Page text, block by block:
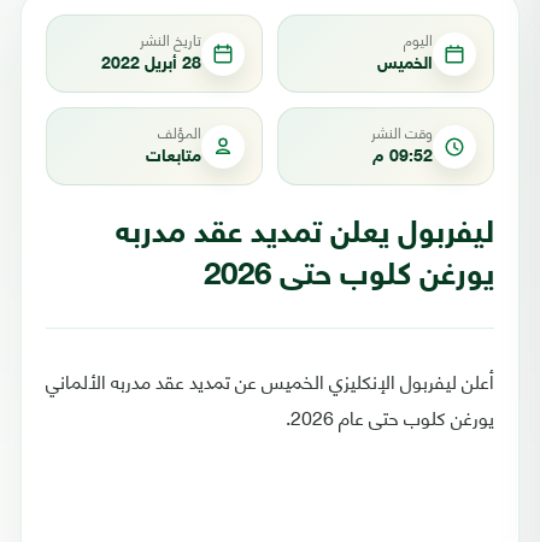
اليوم
الخميس
تاريخ النشر
28 أبريل 2022
وقت النشر
09:52 م
المؤلف
متابعات
ليفربول يعلن تمديد عقد مدربه
يورغن كلوب حتى 2026
أعلن ليفربول الإنكليزي الخميس عن تمديد عقد مدربه الألماني
يورغن كلوب حتى عام 2026.